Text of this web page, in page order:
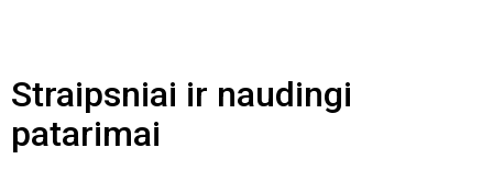
Straipsniai ir naudingi
patarimai